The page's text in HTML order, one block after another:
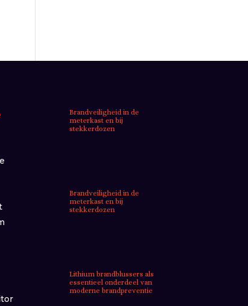
Brandveiligheid in de
meterkast en bij
stekkerdozen
Brandveiligheid in de
meterkast en bij
stekkerdozen
Lithium brandblussers als
essentieel onderdeel van
moderne brandpreventie